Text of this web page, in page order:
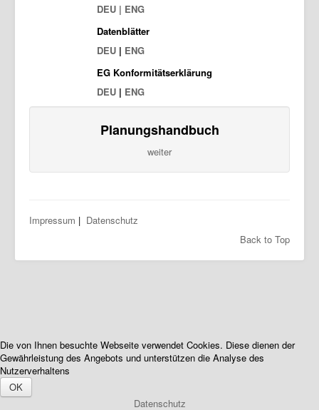
DEU | ENG
Datenblätter
DEU | ENG
EG Konformitätserklärung
DEU | ENG
Planungshandbuch
weiter
Impressum | Datenschutz
Back to Top
Die von Ihnen besuchte Webseite verwendet Cookies. Diese dienen der
Gewährleistung des Angebots und unterstützen die Analyse des
Nutzerverhaltens
OK
Datenschutz